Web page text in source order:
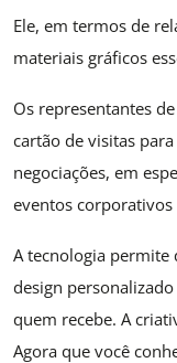
Ele, em termos de
materiais gráficos
Os representantes
cartão de visitas
negociações, em
eventos
A tecnologia permite
design
quem recebe. A
Agora que você